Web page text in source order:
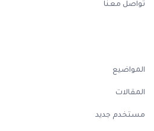
تواصل معنا
المواضيع
المقالات
مستخدم جديد